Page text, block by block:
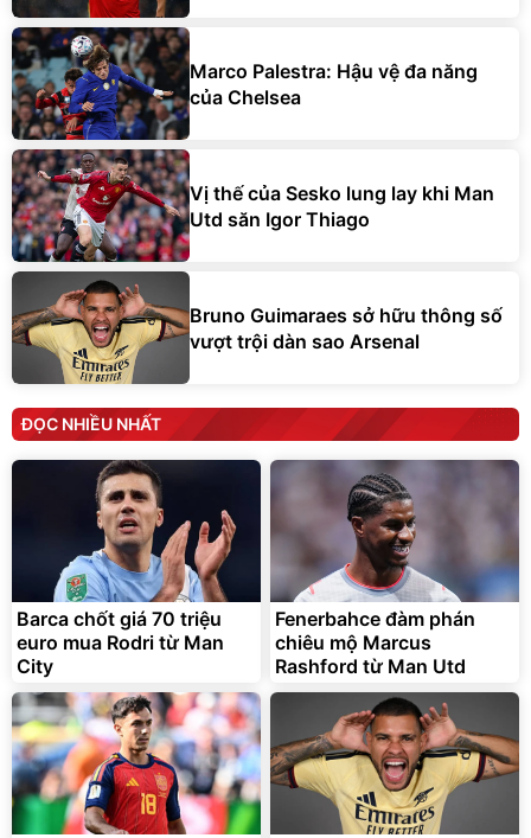
Marco Palestra: Hậu vệ đa năng
của Chelsea
Vị thế của Sesko lung lay khi Man
Utd săn Igor Thiago
Bruno Guimaraes sở hữu thông số
vượt trội dàn sao Arsenal
ĐỌC NHIỀU NHẤT
Barca chốt giá 70 triệu
euro mua Rodri từ Man
City
Fenerbahce đàm phán
chiêu mộ Marcus
Rashford từ Man Utd